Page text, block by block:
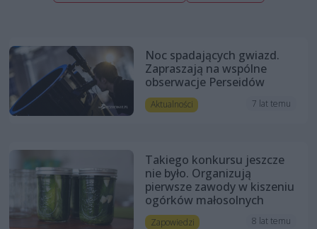
Noc spadających gwiazd.
Zapraszają na wspólne
obserwacje Perseidów
Aktualności 7 lat temu
Takiego konkursu jeszcze
nie było. Organizują
pierwsze zawody w kiszeniu
ogórków małosolnych
Zapowiedzi 8 lat temu